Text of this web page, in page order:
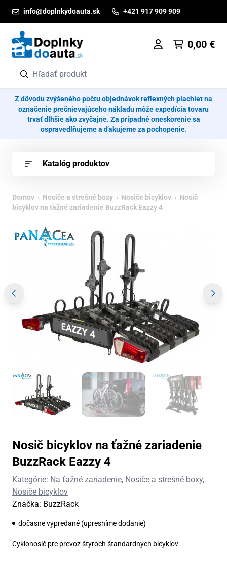
info@doplnkydoauta.sk +421 917 909 909
0,00 €
Z dôvodu zvýšeného počtu objednávok reflexných plachiet na
označenie prečnievajúceho nákladu môže expedícia tovaru
trvať dlhšie ako zvyčajne. Za prípadné oneskorenie sa
ospravedlňujeme a ďakujeme za pochopenie.
Katalóg produktov
Domov › Nosiče a strešné boxy › Nosiče bicyklov › Nosič
bicyklov na ťažné zariadenie BuzzRack Eazzy 4
Nosič bicyklov na ťažné zariadenie
BuzzRack Eazzy 4
Kategórie: Na ťažné zariadenie, Nosiče a strešné boxy,
Nosiče bicyklov
Značka: BuzzRack
dočasne vypredané (upresníme dodanie)
Cyklonosič pre prevoz štyroch štandardných bicyklov